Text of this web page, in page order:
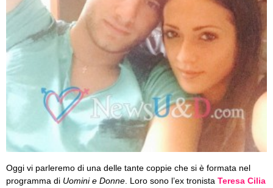
Oggi vi parleremo di una delle tante coppie che si è formata nel
programma di Uomini e Donne . Loro sono l’ex tronista Teresa Cilia